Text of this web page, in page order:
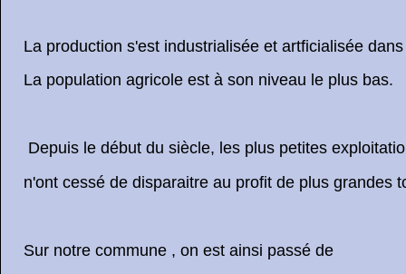
La production s'est industrialisée et artficialisée
La population agricole est à son niveau le plus bas.
Depuis le début du siècle, les plus petites
n'ont cessé de disparaitre au profit de plus grandes
Sur notre commune , on est ainsi passé de